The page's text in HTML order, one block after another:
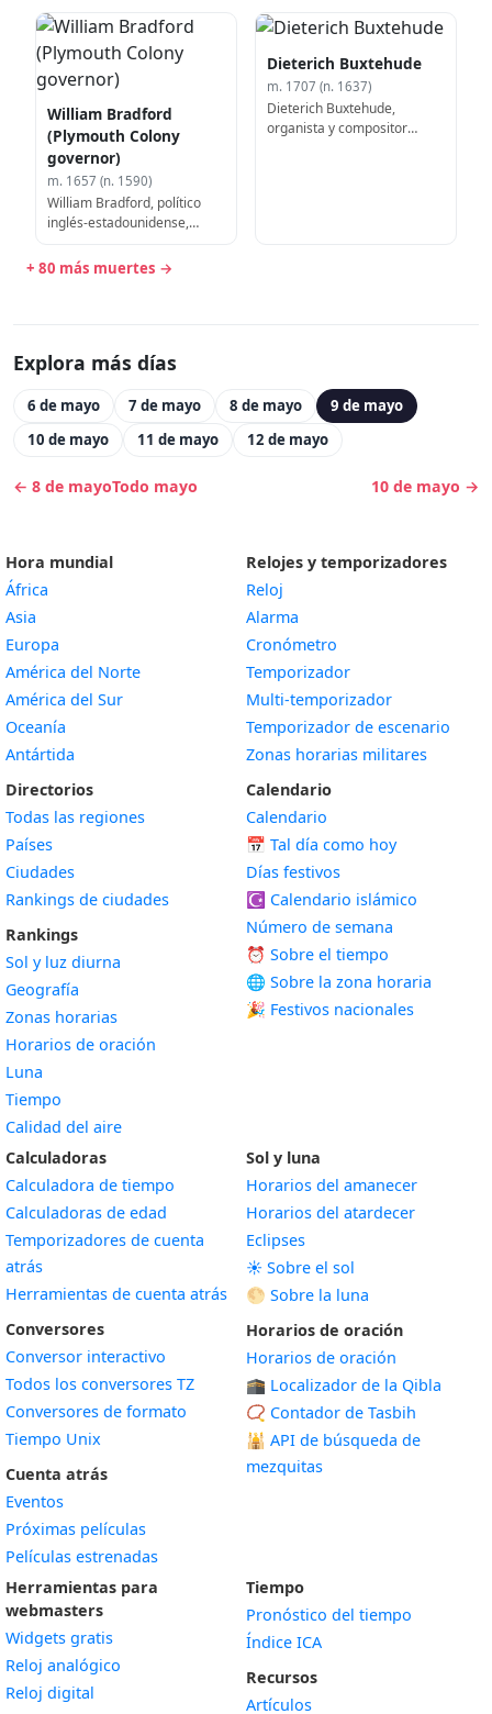
1523)
William Bradford
(Plymouth Colony
governor)
m. 1657 (n. 1590)
William Bradford, político
inglés-estadounidense,
colonia de Plymouth (b.
Dieterich Buxtehude
m. 1707 (n. 1637)
Dieterich Buxtehude,
organista y compositor
+ 80 más muertes →
Explora más días
6 de mayo 7 de mayo 8 de mayo
9 de mayo
10 de mayo
11 de mayo 12 de mayo
← 8 de mayoTodo mayo 10 de mayo →
Hora mundial
África
Asia
Europa
América del Norte
América del Sur
Oceanía
Antártida
Directorios
Todas las regiones
Países
Ciudades
Rankings de ciudades
Rankings
Sol y luz diurna
Geografía
Zonas horarias
Horarios de oración
Luna
Tiempo
Calidad del aire
Relojes y temporizadores
Reloj
Alarma
Cronómetro
Temporizador
Multi-temporizador
Temporizador de escenario
Zonas horarias militares
Calendario
Calendario
📅 Tal día como hoy
Días festivos
☪️ Calendario islámico
Número de semana
⏰ Sobre el tiempo
🌐 Sobre la zona horaria
🎉 Festivos nacionales
Calculadoras
Calculadora de tiempo
Calculadoras de edad
Temporizadores de cuenta
atrás
Herramientas de cuenta atrás
Conversores
Conversor interactivo
Todos los conversores TZ
Conversores de formato
Tiempo Unix
Cuenta atrás
Eventos
Próximas películas
Películas estrenadas
Sol y luna
Horarios del amanecer
Horarios del atardecer
Eclipses
☀️ Sobre el sol
🌕 Sobre la luna
Horarios de oración
Horarios de oración
🕋 Localizador de la Qibla
📿 Contador de Tasbih
🕌 API de búsqueda de
mezquitas
Herramientas para
webmasters
Widgets gratis
Reloj analógico
Reloj digital
Tiempo
Pronóstico del tiempo
Índice ICA
Recursos
Artículos